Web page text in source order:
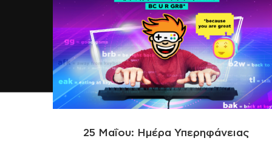
25 Μαΐου: Ημέρα Υπερηφάνειας